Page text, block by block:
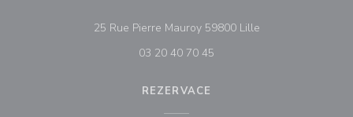
25 Rue Pierre Mauroy 59800 Lille((otevře se v
03 20 40 70 45
REZERVACE